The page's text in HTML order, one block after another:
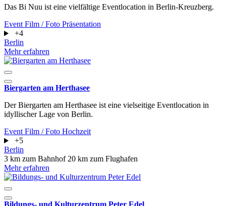
Das Bi Nuu ist eine vielfältige Eventlocation in Berlin-Kreuzberg.
Event Film / Foto Präsentation
+4
Berlin
Mehr erfahren
Biergarten am Herthasee
Der Biergarten am Herthasee ist eine vielseitige Eventlocation in
idyllischer Lage von Berlin.
Event Film / Foto Hochzeit
+5
Berlin
3 km zum Bahnhof 20 km zum Flughafen
Mehr erfahren